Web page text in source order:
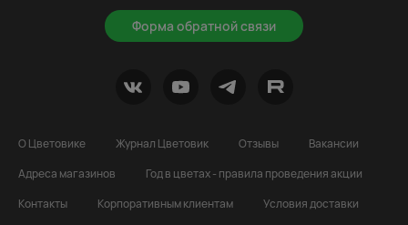
Форма обратной связи
О Цветовике Журнал Цветовик Отзывы
Вакансии
Адреса магазинов
Год в цветах - правила проведения акции
Контакты
Корпоративным клиентам
Условия доставки